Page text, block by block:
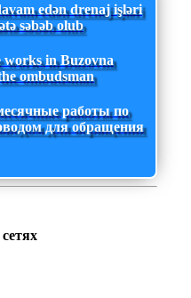
edən drenaj işləri
səbəb olub
in Buzovna
ombudsman
работы по
для обращения